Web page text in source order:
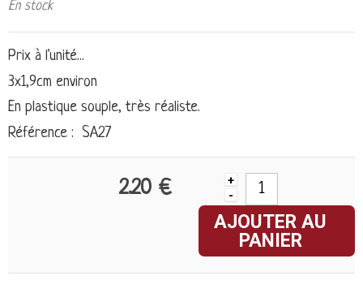
En stock
Prix à l'unité...
3x1,9cm environ
En plastique souple, très réaliste.
Référence : SA27
2.20 €
+
-
AJOUTER AU
PANIER